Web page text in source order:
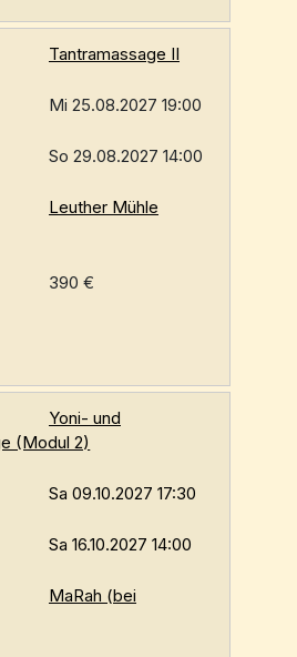
Tantramassage II
Mi 25.08.2027 19:00
So 29.08.2027 14:00
Leuther Mühle
390 €
Yoni- und
(Modul 2)
Sa 09.10.2027 17:30
Sa 16.10.2027 14:00
MaRah (bei